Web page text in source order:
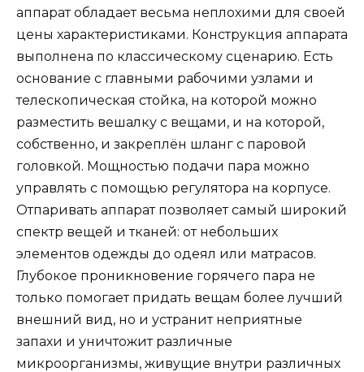
аппарат обладает весьма неплохими для своей
цены характеристиками. Конструкция аппарата
выполнена по классическому сценарию. Есть
основание с главными рабочими узлами и
телескопическая стойка, на которой можно
разместить вешалку с вещами, и на которой,
собственно, и закреплён шланг с паровой
головкой. Мощностью подачи пара можно
управлять с помощью регулятора на корпусе.
Отпаривать аппарат позволяет самый широкий
спектр вещей и тканей: от небольших
элементов одежды до одеял или матрасов.
Глубокое проникновение горячего пара не
только помогает придать вещам более лучший
внешний вид, но и устранит неприятные
запахи и уничтожит различные
микроорганизмы, живущие внутри различных